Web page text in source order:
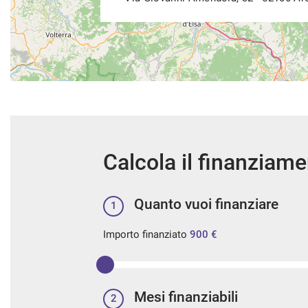
Calcola il
1 Quanto vuoi finanziare
Importo finanziato 900 €
2 Mesi finanziabili